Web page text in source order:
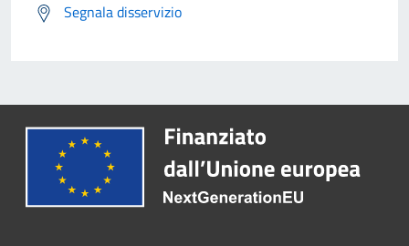
Segnala disservizio